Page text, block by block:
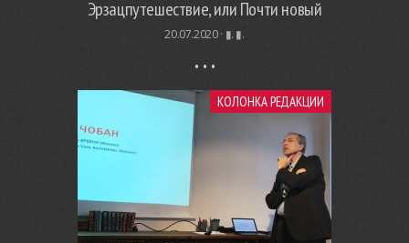
Эрзацпутешествие, или Почти новый
20.07.2020 · ▮. ▮.
КОЛОНКА РЕДАКЦИИ